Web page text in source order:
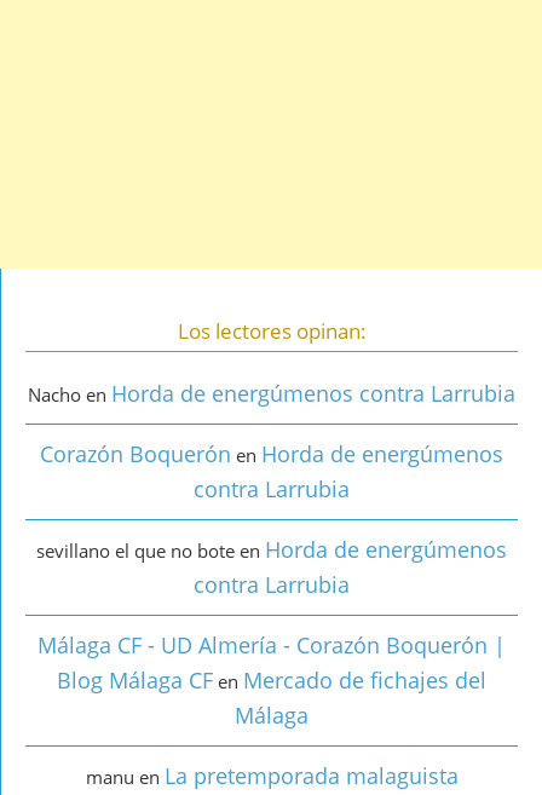
Los lectores opinan:
Nacho en Horda de energúmenos contra Larrubia
Corazón Boquerón en Horda de energúmenos
contra Larrubia
sevillano el que no bote en Horda de energúmenos
contra Larrubia
Málaga CF - UD Almería - Corazón Boquerón |
Blog Málaga CF en Mercado de fichajes del
Málaga
manu en La pretemporada malaguista